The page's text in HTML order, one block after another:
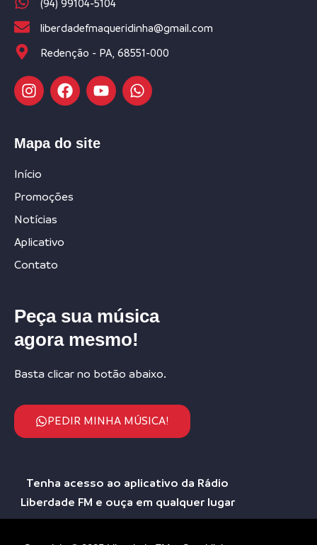
(94) 99104-5104
liberdadefmaqueridinha@gmail.com
Redenção - PA, 68551-000
Mapa do site
Início
Promoções
Notícias
Aplicativo
Contato
Peça sua música
agora mesmo!
Basta clicar no botão abaixo.
PEDIR MINHA MÚSICA!
Tenha acesso ao aplicativo da Rádio
Liberdade FM e ouça em qualquer lugar